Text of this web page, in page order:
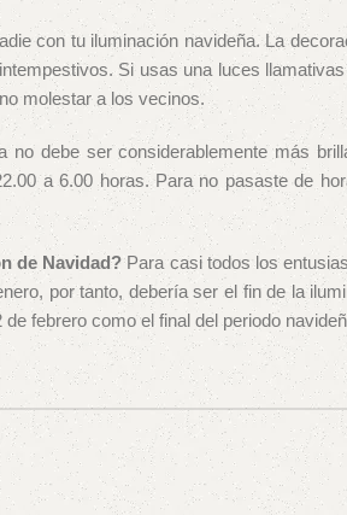
con tu iluminación navideña. La
Si usas una luces
molestar a los vecinos.
no debe ser considerablemente más
a 6.00 horas. Para no pasaste de
de Navidad?Para casi todos los
por tanto, debería ser el fin de la
febrero como el final del periodo